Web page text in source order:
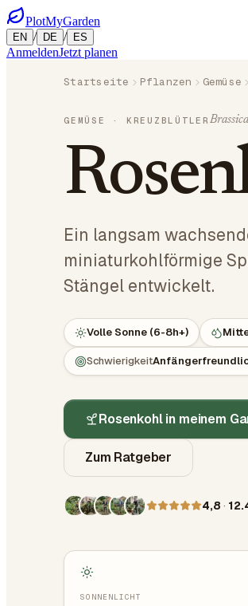
PlotMyGarden
EN / DE / ES
AnmeldenJetzt planen
Startseite Pflanzen Gemüse
GEMÜSE · KREUZBLÜTLER
Ein langsam
miniaturkohlförmige
Stängel entwickelt.
Volle Sonne (6-8h+)
Schwierigkeit
Rosenkohl in meinem
Zum Ratgeber
4,8 ·
SONNENLICHT